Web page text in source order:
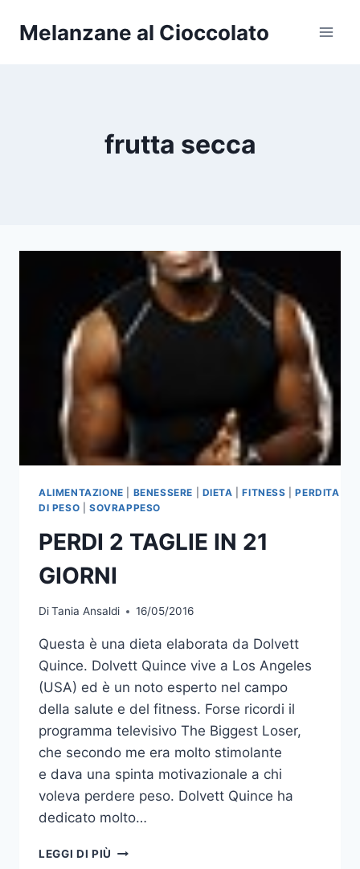
Melanzane al Cioccolato
frutta secca
ALIMENTAZIONE BENESSERE DIETA |FITNESS |PERDITA
DI PESO
SOVRAPPESO
PERDI 2 TAGLIE IN 21
GIORNI
DiTania Ansaldi 16/05/2016
Questa è una dieta elaborata da Dolvett
Quince. Dolvett Quince vive a Los Angeles
(USA) ed è un noto esperto nel campo
della salute e del fitness. Forse ricordi il
programma televisivo The Biggest Loser,
che secondo me era molto stimolante
e dava una spinta motivazionale a chi
voleva perdere peso. Dolvett Quince ha
dedicato molto…
LEGGI DI PIÙ PERDI